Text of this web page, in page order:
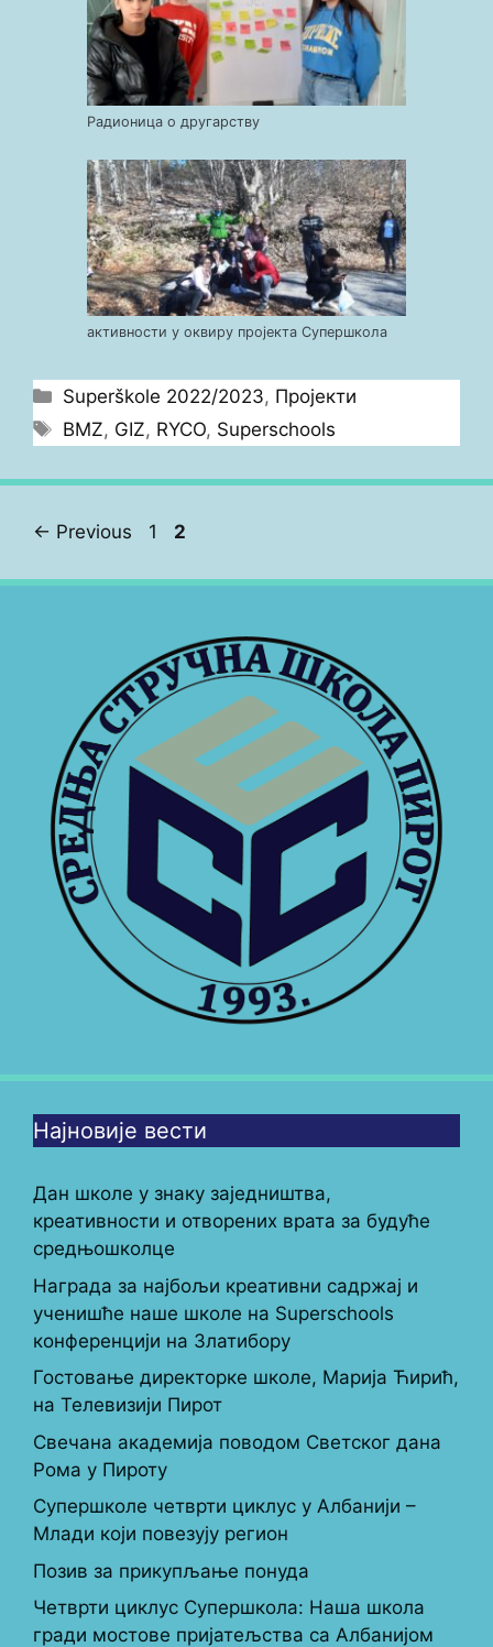
Радионица о другарству
активности у оквиру пројекта Супершкола
Categories
Superškole 2022/2023, Пројекти
Tags
BMZ, GIZ, RYCO, Superschools
Post
← Previous Page
1 Page
2
Најновије вести
Дан школе у знаку заједништва,
креативности и отворених врата за будуће
средњошколце
Награда за најбољи креативни садржај и
ученишће наше школе на Superschools
конференцији на Златибору
Гостовање директорке школе, Марија Ћирић,
на Телевизији Пирот
Свечана академија поводом Светског дана
Рома у Пироту
Супершколе четврти циклус у Албанији –
Млади који повезују регион
Позив за прикупљање понуда
Четврти циклус Супершкола: Наша школа
гради мостове пријатељства са Албанијом